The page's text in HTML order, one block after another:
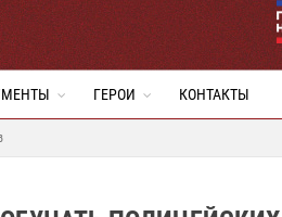
ГЕРОИ КОНТАКТЫ